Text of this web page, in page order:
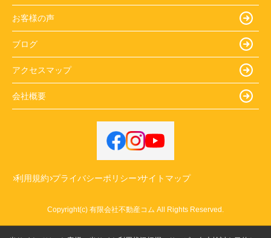
お客様の声
ブログ
アクセスマップ
会社概要
利用規約 プライバシーポリシー サイトマップ
Copyright(c) 有限会社不動産コム All Rights Reserved.